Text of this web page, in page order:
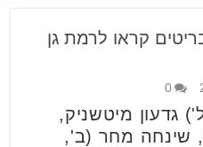
קראו לרמת גן
0
גדעון מיטשניק,
שינחה מחר (ב',